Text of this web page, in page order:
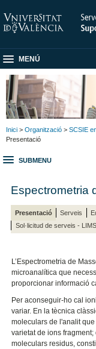
MENÚ
Inici > Organització > SCSIE
Presentació
SUBMENU
Espectrometria
Presentació Serveis
Sol·licitud de serveis - LIMS
L’Espectrometria de
microanalítica que
proporcionar informació
Per aconseguir-ho cal
variar. En la tècnica
moleculars de l'analit
varietat de ions
moleculars residus,